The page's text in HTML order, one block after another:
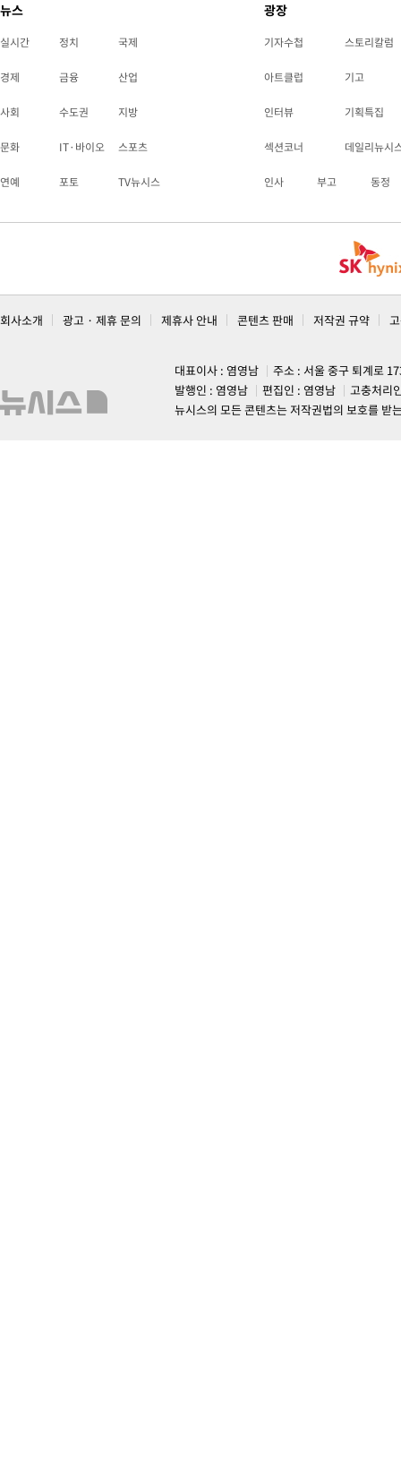
뉴스
실시간 정치 국제
경제 금융 산업
사회 수도권 지방
문화 IT·바이오 스포츠
연예 포토 TV뉴시스
광장
기자수첩 스토리칼럼
아트클럽 기고
인터뷰 기획특집
섹션코너 데일리뉴시
인사 부고 동정
회사소개 광고 · 제휴 문의 제휴사 안내 콘텐츠 판매 저작권 규약
대표이사 : 염영남
주소 : 서울 중구 퇴계로
발행인 : 염영남
편집인 : 염영남
고충처리
뉴시스의 모든 콘텐츠는 저작권법의 보호를